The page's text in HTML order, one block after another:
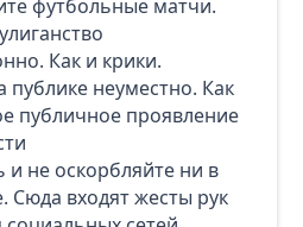
футбольные матчи.
Как и крики.
публике неуместно. Как
публичное проявление
и не оскорбляйте ни в
Сюда входят жесты рук